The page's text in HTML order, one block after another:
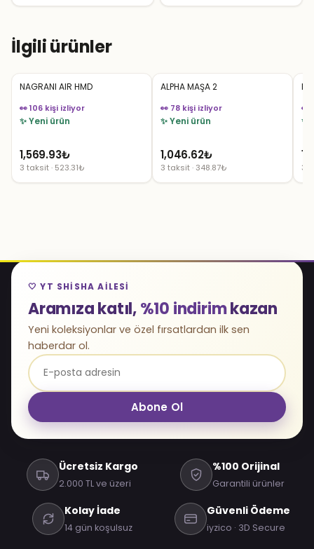
İlgili ürünler
NAGRANI AIR HMD
👀 106 kişi izliyor
✨ Yeni ürün
1,569.93₺
3 taksit · 523.31₺
ALPHA MAŞA 2
👀 78 kişi izliyor
✨ Yeni ürün
1,046.62₺
3 taksit · 348.87₺
👀
✨
3
🤍 YT SHISHA AILESI
Aramıza katıl,%10 indirimkazan
Yeni koleksiyonlar ve özel fırsatlardan ilk sen
haberdar ol.
Abone Ol
Ücretsiz Kargo
2.000 TL ve üzeri
%100 Orijinal
Garantili ürünler
Kolay İade
14 gün koşulsuz
Güvenli Ödeme
iyzico · 3D Secure